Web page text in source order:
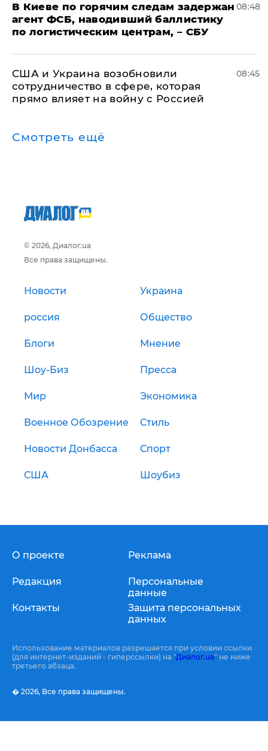
В Киеве по горячим следам задержан
агент ФСБ, наводивший баллистику
по логистическим центрам, – СБУ
08:48
США и Украина возобновили
сотрудничество в сфере, которая
прямо влияет на войну с Россией
08:45
Смотреть ещё
© 2026, Диалог.ua
Все права защищены.
Новости Украина
россия Общество
Блоги Мнение
Шоу-Биз Пресса
Мир Экономика
Военное Обозрение Стиль
Новости Донбасса Спорт
США Шоубиз
О проекте
Редакция
Контакты
Реклама
Персональные
данные
Защита персональных
данных
Использование материалов разрешается при условии ссылки
(для интернет-изданий - гиперссылки) на "Диалог.ua" не ниже
третьего абзаца.
� 2026, Все права защищены.